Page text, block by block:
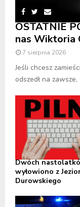
OSTATNIE
nas Wiktoria
7 sierpnia 2026
Jeśli chcesz
odszedł na
Dwóch
wyłowiono z
Durowskiego